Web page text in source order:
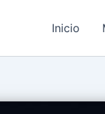
Inicio